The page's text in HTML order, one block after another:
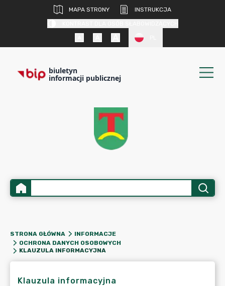
MAPA STRONY
INSTRUKCJA
biuletyn
informacji publicznej
STRONA GŁÓWNA
INFORMACJE
OCHRONA DANYCH OSOBOWYCH
KLAUZULA INFORMACYJNA
Klauzula informacyjna